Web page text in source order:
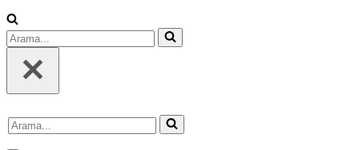
Arama...
Arama...